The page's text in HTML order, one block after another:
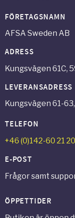
FÖRETAGSNAMN
AFSA Sweden AB
ADRESS
Kungsvägen 61C,
LEVERANSADRESS
Kungsvägen 61-
TELEFON
+46 (0)142-60 21 20
E-POST
Frågor samt
ÖPPETTIDER